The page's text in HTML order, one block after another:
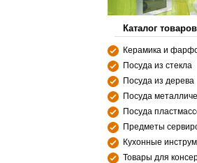
Каталог товаров
Керамика и
Посуда из стекла
Посуда из дерева
Посуда
Посуда
Предметы
Кухонные
Товары для